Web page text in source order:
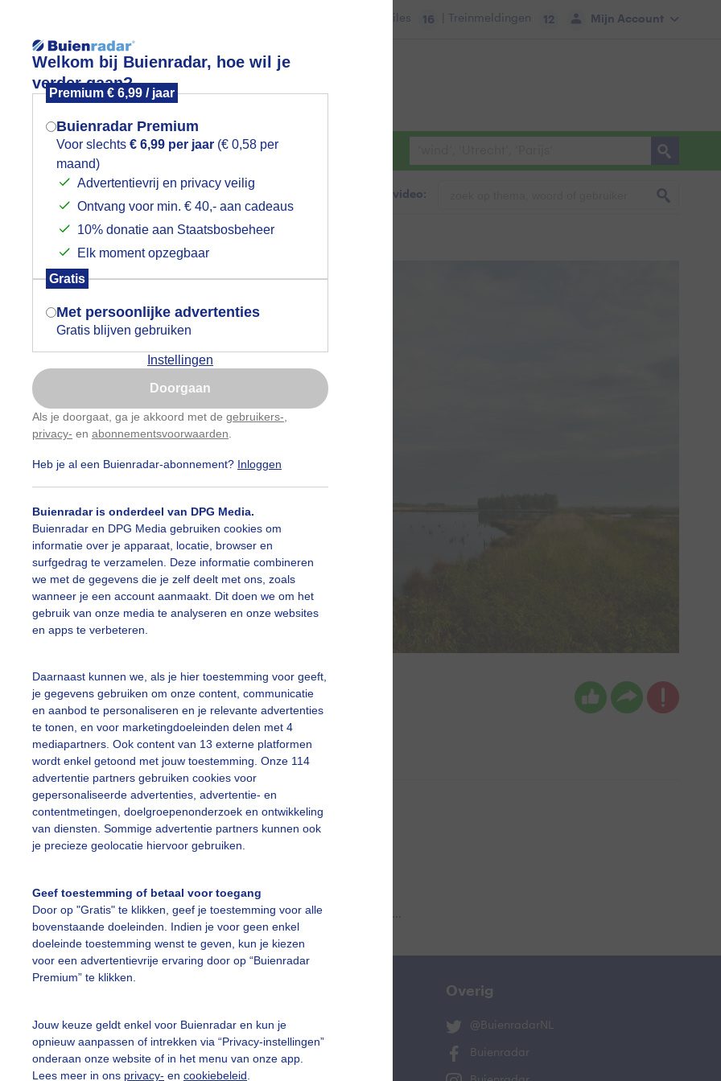
Welkom bij Buienradar, hoe wil je
verder gaan?
Premium € 6,99 / jaar
Buienradar Premium
Voor slechts € 6,99 per jaar (€ 0,58 per
maand)
Advertentievrij en privacy veilig
Ontvang voor min. € 40,- aan cadeaus
10% donatie aan Staatsbosbeheer
Elk moment opzegbaar
Gratis
Met persoonlijke advertenties
Gratis blijven gebruiken
Instellingen
Doorgaan
Als je doorgaat, ga je akkoord met de gebruikers-
privacy- en abonnementsvoorwaarden
Heb je al een Buienradar-abonnement? Inloggen
Buienradar is onderdeel van DPG Media.
Buienradar en DPG Media gebruiken cookies om
informatie over je apparaat, locatie, browser en
surfgedrag te verzamelen. Deze informatie combineren
we met de gegevens die je zelf deelt met ons, zoals
wanneer je een account aanmaakt. Dit doen we om het
gebruik van onze media te analyseren en onze websites
en apps te verbeteren.
Daarnaast kunnen we, als je hier toestemming voor geeft,
je gegevens gebruiken om onze content, communicatie
en aanbod te personaliseren en je relevante advertenties
te tonen, en voor marketingdoeleinden delen met 4
mediapartners. Ook content van 13 externe platformen
wordt enkel getoond met jouw toestemming. Onze 114
advertentie partners gebruiken cookies voor
gepersonaliseerde advertenties, advertentie- en
contentmetingen, doelgroepenonderzoek en ontwikkeling
van diensten. Sommige advertentie partners kunnen ook
je precieze geolocatie hiervoor gebruiken.
Geef toestemming of betaal voor toegang
Door op "Gratis" te klikken, geef je toestemming voor alle
bovenstaande doeleinden. Indien je voor geen enkel
doeleinde toestemming wenst te geven, kun je kiezen
voor een advertentievrije ervaring door op “Buienradar
Premium” te klikken.
Jouw keuze geldt enkel voor Buienradar en kun je
opnieuw aanpassen of intrekken via “Privacy-instellingen”
onderaan onze website of in het menu van onze app.
Lees meer in ons privacy- en cookiebeleid
Mijn Account
Files 16 | Treinmeldingen 12
Foto en video Weerzine
Zoeken in foto & video:
de vogelkijkhut bekeken
Marco Croese Gemaakt: 03-05-2026, 46x bekeken
slideshow
Een moment geduld aub...
vragen
De Bilt
Overig
@BuienradarNL
Buienradar
Mogen we je locatie gebruiken voor
het weer?
Indien je hier nog geen akkoord op hebt
gegeven, verschijnt er zo een pop-up uit
je browser waarin deze toestemming
gevraagd wordt.
Is goed, toon de popup
Nu niet, misschien later
Gebruik je Safari en wil je niet elke dag deze pop-up
Klikhierom dit aan te passen